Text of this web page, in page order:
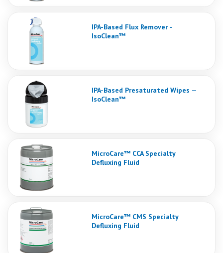
IPA-Based Flux Remover -
IsoClean™
IPA-Based Presaturated Wipes —
IsoClean™
MicroCare™ CCA Specialty
Defluxing Fluid
MicroCare™ CMS Specialty
Defluxing Fluid